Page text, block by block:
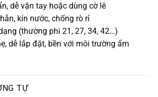
dễ vặn tay hoặc dùng cờ lê
kín nước, chống rò rỉ
(thường phi 21, 27, 34, 42…)
dễ lắp đặt, bền với môi trường ẩm
TỰ